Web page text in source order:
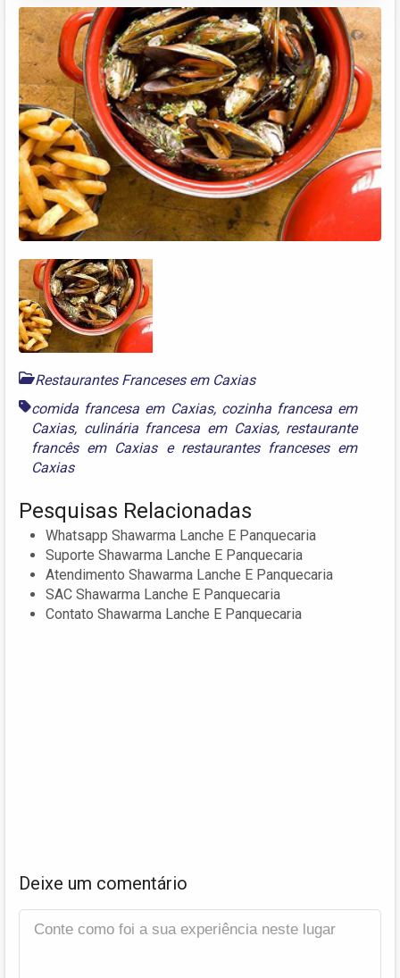
Restaurantes Franceses em Caxias
comida francesa em Caxias, cozinha francesa em
Caxias, culinária francesa em Caxias, restaurante
francês em Caxiase restaurantes franceses em
Caxias
Pesquisas Relacionadas
Whatsapp Shawarma Lanche E Panquecaria
Suporte Shawarma Lanche E Panquecaria
Atendimento Shawarma Lanche E Panquecaria
SAC Shawarma Lanche E Panquecaria
Contato Shawarma Lanche E Panquecaria
Deixe um comentário